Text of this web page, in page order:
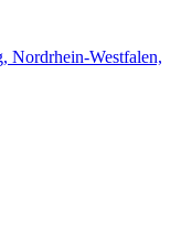
Nordrhein-Westfalen,